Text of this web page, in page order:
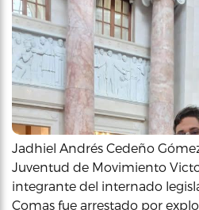
Jadhiel Andrés Cedeño
Juventud de Movimiento
integrante del internado
Comas fue arrestado por